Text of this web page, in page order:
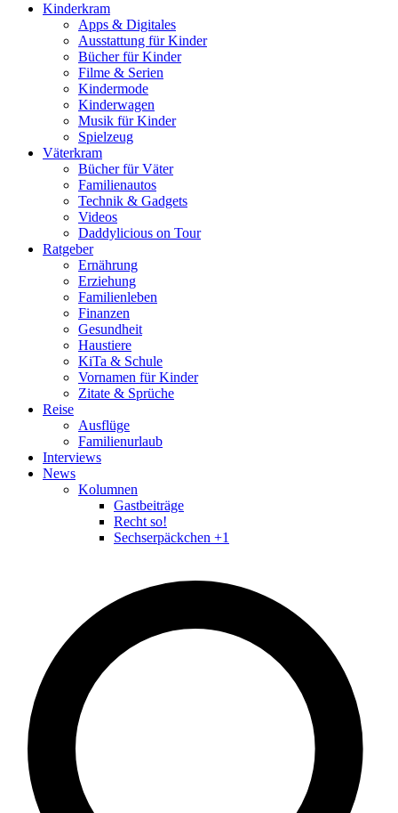
Kinderkram
Apps & Digitales
Ausstattung für Kinder
Bücher für Kinder
Filme & Serien
Kindermode
Kinderwagen
Musik für Kinder
Spielzeug
Väterkram
Bücher für Väter
Familienautos
Technik & Gadgets
Videos
Daddylicious on Tour
Ratgeber
Ernährung
Erziehung
Familienleben
Finanzen
Gesundheit
Haustiere
KiTa & Schule
Vornamen für Kinder
Zitate & Sprüche
Reise
Ausflüge
Familienurlaub
Interviews
News
Kolumnen
Gastbeiträge
Recht so!
Sechserpäckchen +1